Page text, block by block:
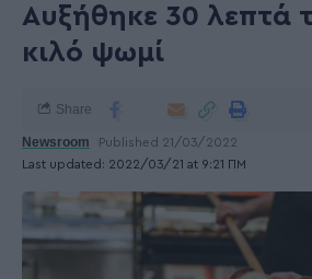
Αυξήθηκε 30 λεπτά
κιλό ψωμί
Last updated: 2022/03/21 at 9:21 ΠΜ
Newsroom Published 21/03/2022
Share